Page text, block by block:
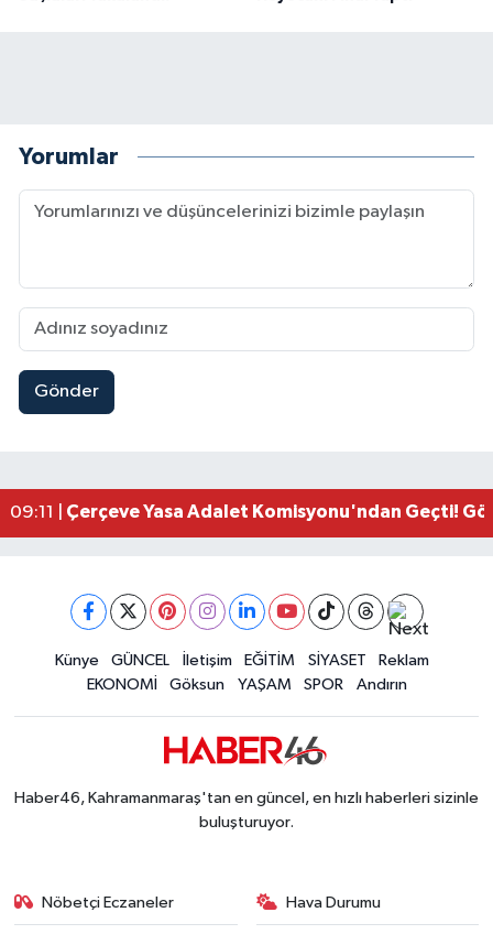
Yorumlar
Gönder
17:19 |Kahramanmaraşlı İşçi Adana'daki Tünel
09:11 | Çerçeve Yasa Adalet Komisyonu'ndan Geçti!
09:04 |Kahramanmaraş'taki Okul Saldırısı TBMM
Kahramanmaraş'ta Pusula Maraş Eğitim
Kahramanmaraş'ta Tarım İçin Su Seferberliği
20:02 |Kahramanmaraş'ta 5 Kilometrelik Yolda Sıcak
Künye GÜNCEL İletişim EĞİTİM SİYASET
Reklam
EKONOMİ
Göksun YAŞAM SPOR Andırın
Haber46, Kahramanmaraş'tan en güncel, en hızlı haberleri sizinle
buluşturuyor.
Nöbetçi Eczaneler Hava Durumu